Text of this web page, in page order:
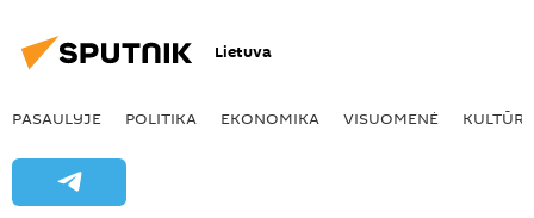
Lietuva
PASAULYJE POLITIKA EKONOMIKA VISUOMENĖ KULTŪRA